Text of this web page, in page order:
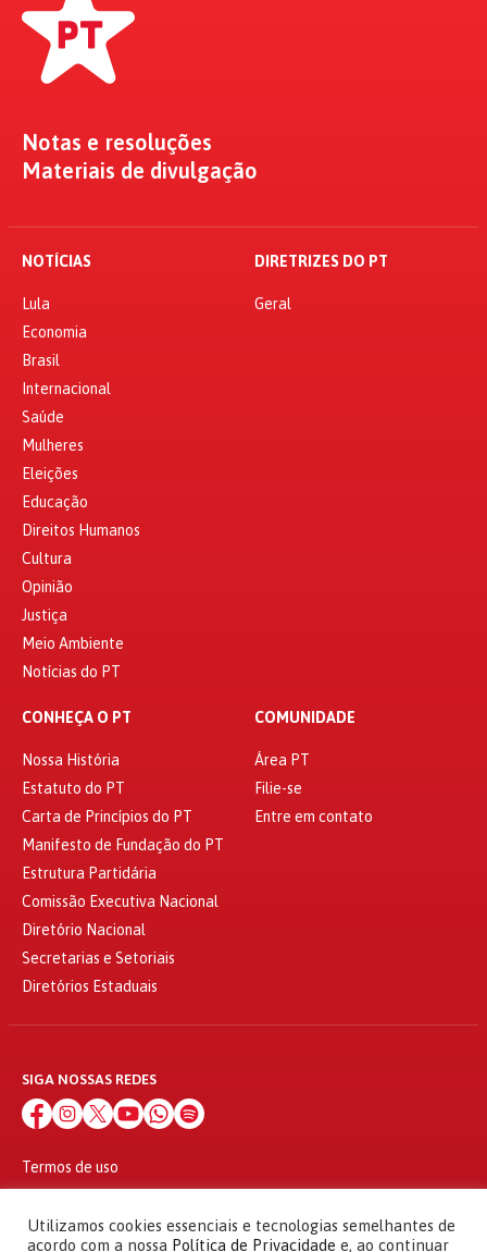
Notas e resoluções
Materiais de divulgação
NOTÍCIAS
Lula
Economia
Brasil
Internacional
Saúde
Mulheres
Eleições
Educação
Direitos Humanos
Cultura
Opinião
Justiça
Meio Ambiente
Notícias do PT
DIRETRIZES DO PT
Geral
CONHEÇA O PT
Nossa História
Estatuto do PT
Carta de Princípios do PT
Manifesto de Fundação do PT
Estrutura Partidária
Comissão Executiva Nacional
Diretório Nacional
Secretarias e Setoriais
Diretórios Estaduais
COMUNIDADE
Área PT
Filie-se
Entre em contato
SIGA NOSSAS REDES
Termos de uso
Política de privacidade
© 2010 - 2026
Partido dos Trabalhadores Todos os direitos reservados
Utilizamos cookies essenciais e tecnologias semelhantes de
acordo com a nossa Política de Privacidade e, ao continuar